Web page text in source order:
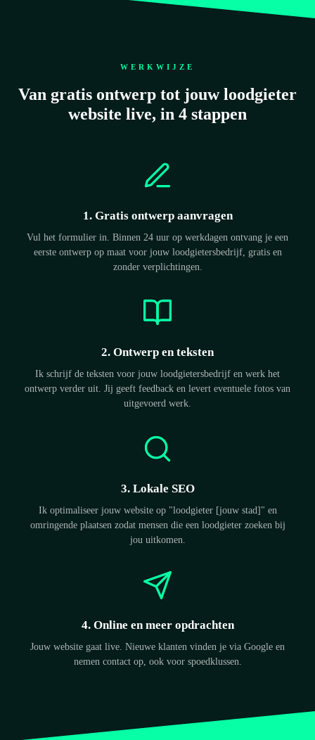
WERKWIJZE
Van gratis ontwerp tot jouw loodgieter
website live, in 4 stappen
1. Gratis ontwerp aanvragen
Vul het formulier in. Binnen 24 uur op werkdagen ontvang je een
eerste ontwerp op maat voor jouw loodgietersbedrijf, gratis en
zonder verplichtingen.
2. Ontwerp en teksten
Ik schrijf de teksten voor jouw loodgietersbedrijf en werk het
ontwerp verder uit. Jij geeft feedback en levert eventuele fotos van
uitgevoerd werk.
3. Lokale SEO
Ik optimaliseer jouw website op "loodgieter [jouw stad]" en
omringende plaatsen zodat mensen die een loodgieter zoeken bij
jou uitkomen.
4. Online en meer opdrachten
Jouw website gaat live. Nieuwe klanten vinden je via Google en
nemen contact op, ook voor spoedklussen.